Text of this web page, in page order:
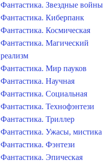
Фантастика. Звездные войны
Фантастика. Киберпанк
Фантастика. Космическая
Фантастика. Магический
реализм
Фантастика. Мир пауков
Фантастика. Научная
Фантастика. Социальная
Фантастика. Технофэнтези
Фантастика. Триллер
Фантастика. Ужасы, мистика
Фантастика. Фэнтези
Фантастика. Эпическая